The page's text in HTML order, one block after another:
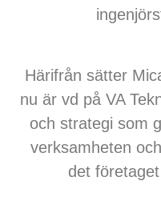
Härifrån sätter
nu är vd på VA
och strategi som
verksamheten
det